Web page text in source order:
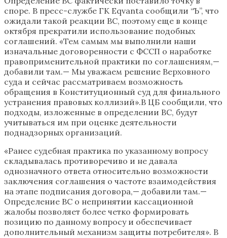
споре. В пресс-службе ГК Eqvanta сообщили “Ъ”, что
ожидали такой реакции ВС, поэтому еще в конце
октября прекратили использование подобных
соглашений. «Тем самым мы выполнили наши
изначальные договоренности с ФССП о наработке
правоприменительной практики по соглашениям,—
добавили там.— Мы уважаем решение Верховного
суда и сейчас рассматриваем возможность
обращения в Конституционный суд для финального
устранения правовых коллизий».В ЦБ сообщили, что
подходы, изложенные в определении ВС, будут
учитываться им при оценке деятельности
поднадзорных организаций.
«Ранее судебная практика по указанному вопросу
складывалась противоречиво и не давала
однозначного ответа относительно возможности
заключения соглашения о частоте взаимодействия
на этапе подписания договора,— добавили там.—
Определение ВС о непринятии кассационной
жалобы позволяет более четко формировать
позицию по данному вопросу и обеспечивает
дополнительный механизм защиты потребителя». В